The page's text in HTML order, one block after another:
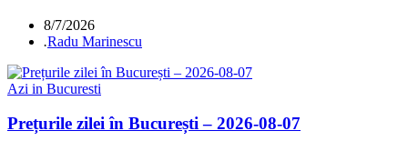
8/7/2026
.Radu Marinescu
Azi in Bucuresti
Prețurile zilei în București – 2026-08-07